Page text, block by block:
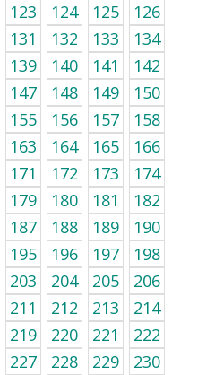
123 124 125
126
131 132 133
134
139 140 141
142
147 148 149
150
155 156 157
158
163 164 165
166
171 172 173
174
179 180 181
182
187 188 189
190
195 196 197
198
203 204 205
206
211 212 213
214
219 220 221
222
227 228 229
230